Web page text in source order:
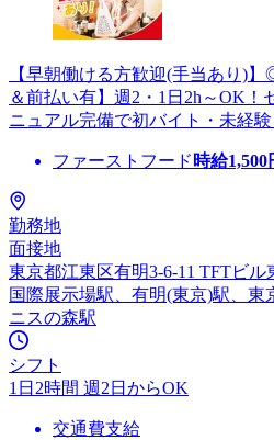
【早朝働ける方歓迎(手当あり)
＆前払い有】週2・1日2h～OK
ニュアル完備で初バイト・未経
ファーストフード 時給1,500
勤務地
面接地
東京都江東区有明3-6-11 TFTビル
国際展示場駅、有明(東京)駅、東
ニスの森駅
シフト
1日2時間 週2日からOK
交通費支給